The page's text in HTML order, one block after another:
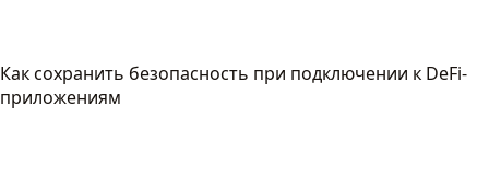
Как сохранить безопасность при подключении к DeFi-
приложениям